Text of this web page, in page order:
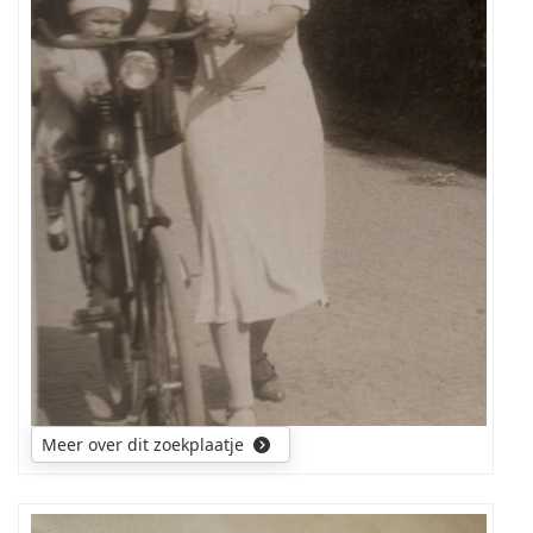
plaats
is
me
nog
steeds
niet
duidelijk.
Meer over dit zoekplaatje